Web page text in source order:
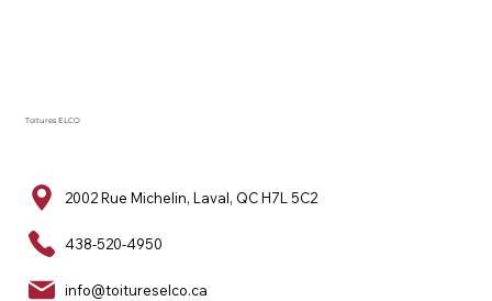
Toitures ELCO
2002 Rue Michelin, Laval, QC H7L 5C2
438-520-4950
info@toitureselco.ca